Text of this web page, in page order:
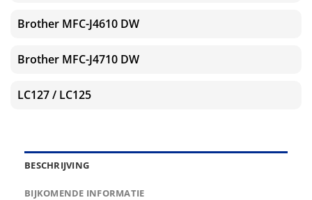
Brother MFC-J4610 DW
Brother MFC-J4710 DW
LC127 / LC125
BESCHRIJVING
BIJKOMENDE INFORMATIE